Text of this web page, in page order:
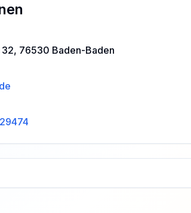
32, 76530 Baden-Baden